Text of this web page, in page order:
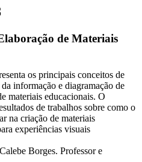
de Materiais
os principais conceitos de
informação e diagramação de
materiais educacionais. O
de trabalhos sobre como o
na criação de materiais
experiências visuais
Calebe Borges. Professor e